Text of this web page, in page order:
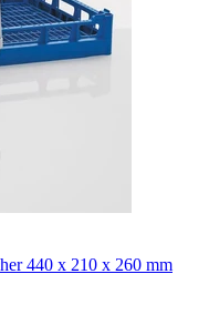
440 x 210 x 260 mm